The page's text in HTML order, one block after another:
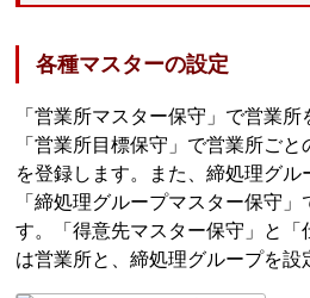
各種マスターの設定
「営業所マスター保守」で営業
「営業所目標保守」で営業所ご
を登録します。また、締処理グル
「締処理グループマスター保守
す。「得意先マスター保守」と「
は営業所と、締処理グループを設